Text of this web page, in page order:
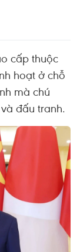
cấp thuộc
hoạt ở chỗ
mà chú
đấu tranh.